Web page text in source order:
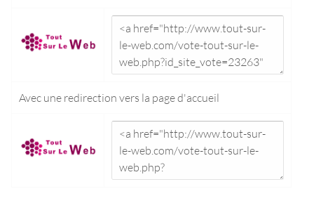
Avec une redirection vers la page d'accueil